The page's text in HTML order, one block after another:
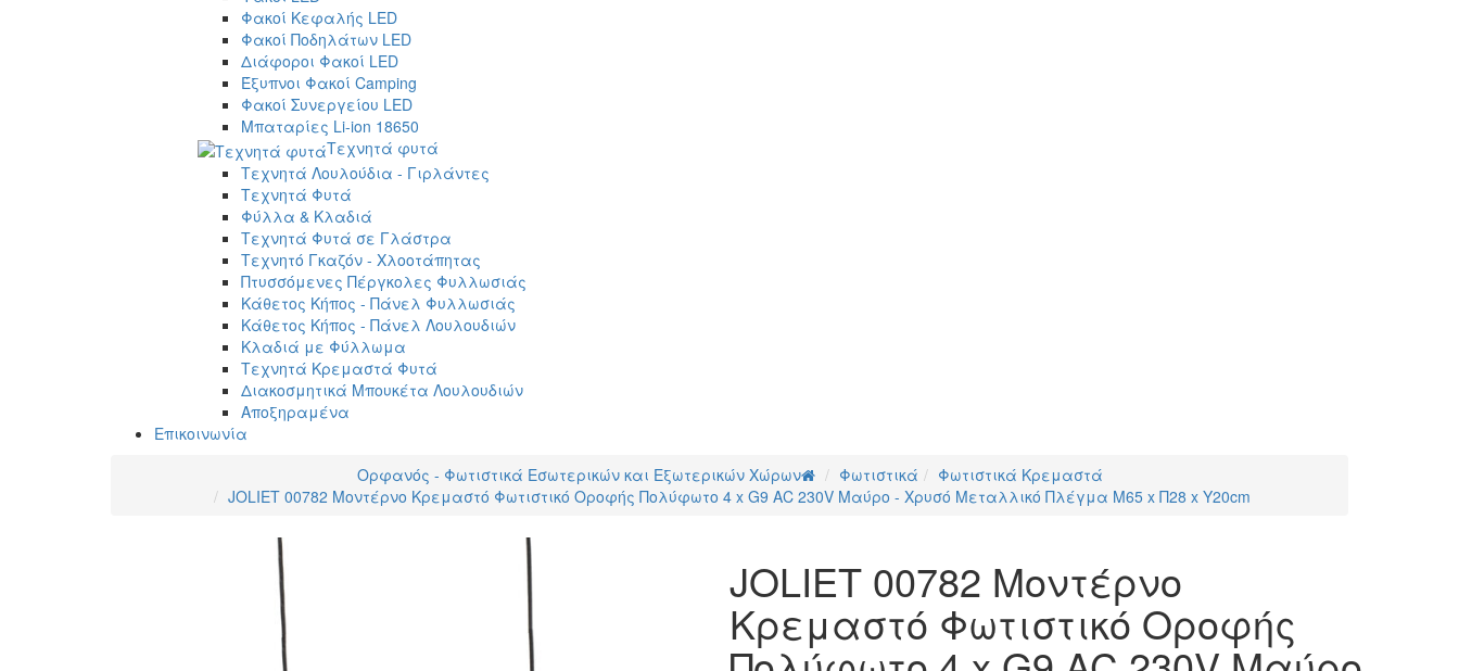
Φακοί Κεφαλής LED
Φακοί Ποδηλάτων LED
Διάφοροι Φακοί LED
Έξυπνοι Φακοί Camping
Φακοί Συνεργείου LED
Μπαταρίες Li-ion 18650
Τεχνητά φυτά
Τεχνητά Λουλούδια - Γιρλάντες
Τεχνητά Φυτά
Φύλλα & Κλαδιά
Τεχνητά Φυτά σε Γλάστρα
Τεχνητό Γκαζόν - Χλοοτάπητας
Πτυσσόμενες Πέργκολες Φυλλωσιάς
Κάθετος Κήπος - Πάνελ Φυλλωσιάς
Κάθετος Κήπος - Πάνελ Λουλουδιών
Κλαδιά με Φύλλωμα
Τεχνητά Κρεμαστά Φυτά
Διακοσμητικά Μπουκέτα Λουλουδιών
Αποξηραμένα
Επικοινωνία
Ορφανός - Φωτιστικά Εσωτερικών και Εξωτερικών Χώρων
Φωτιστικά
Φωτιστικά Κρεμαστά
JOLIET 00782 Μοντέρνο Κρεμαστό Φωτιστικό Οροφής Πολύφωτο 4 x G9 AC 230V Μαύρο - Χρυσό Μεταλλικό Πλέγμα Μ65 x Π28 x Υ20cm
JOLIET 00782 Μοντέρνο
Κρεμαστό Φωτιστικό Οροφής